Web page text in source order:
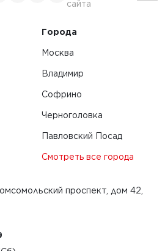
сайта
Города
Москва
Владимир
Софрино
Черноголовка
Павловский Посад
Смотреть все города
проспект, дом 42,